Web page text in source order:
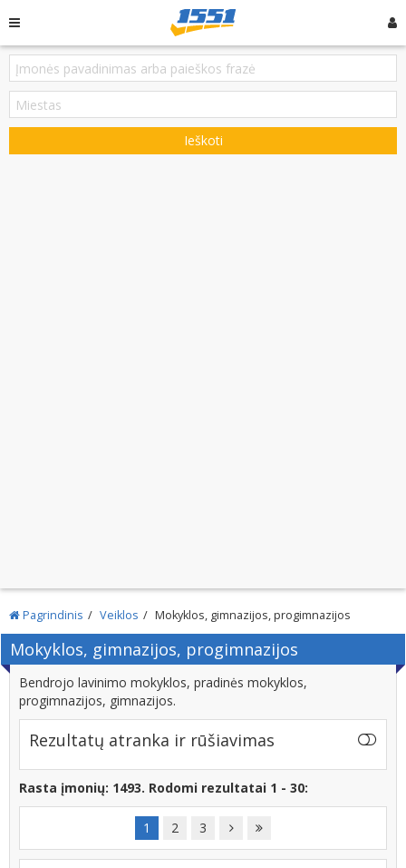
Ieškoti
Pagrindinis Veiklos Mokyklos, gimnazijos, progimnazijos
Mokyklos, gimnazijos, progimnazijos
Bendrojo lavinimo mokyklos, pradinės mokyklos,
progimnazijos, gimnazijos.
Rezultatų atranka ir rūšiavimas
Rasta įmonių: 1493. Rodomi rezultatai 1 - 30:
1 2 3